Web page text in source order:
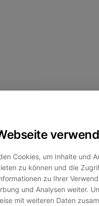
Cookies, um Inhalte und
zu können und die
zu Ihrer
und Analysen weiter.
mit weiteren Daten